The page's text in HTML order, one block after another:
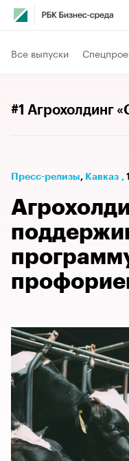
Все выпуски
#1 Агрохолдинг
Пресс-релизы⁠, Кавказ ,